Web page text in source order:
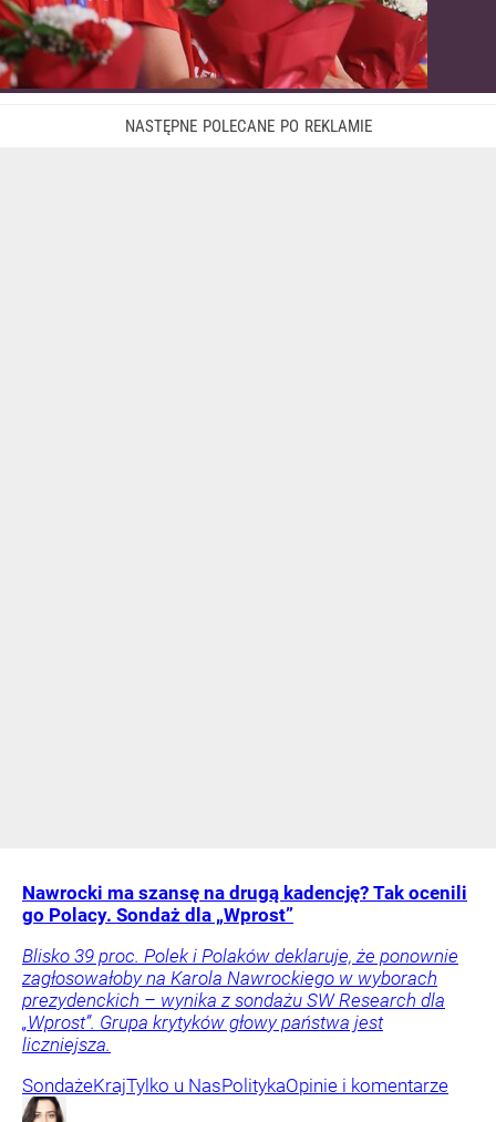
Nawrocki ma szansę na drugą kadencję? Tak ocenili
go Polacy. Sondaż dla „Wprost”
Blisko 39 proc. Polek i Polaków deklaruje, że ponownie
zagłosowałoby na Karola Nawrockiego w wyborach
prezydenckich – wynika z sondażu SW Research dla
„Wprost”. Grupa krytyków głowy państwa jest
liczniejsza.
SondażeKrajTylko u NasPolitykaOpinie i komentarze